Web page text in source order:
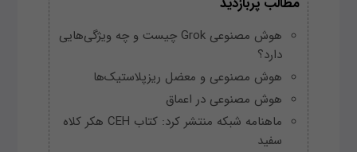
مطالب پربازدید
هوش مصنوعی Grok چیست و چه ویژگی‌هایی
دارد؟
هوش مصنوعی و معضل ریزپلاستیک‌ها
هوش مصنوعی در اعماق
ماهنامه شبکه منتشر کرد: کتاب CEH هکر کلاه
سفید